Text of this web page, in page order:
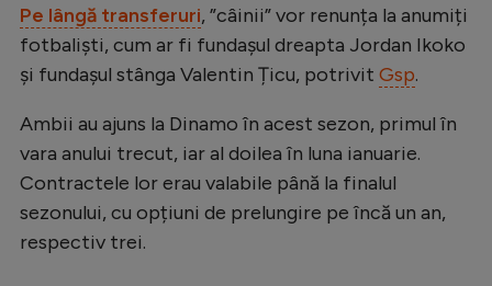
Pe lângă transferuri, ”câinii” vor renunța la anumiți
fotbaliști, cum ar fi fundașul dreapta Jordan Ikoko
și fundașul stânga Valentin Țicu, potrivit Gsp.
Ambii au ajuns la Dinamo în acest sezon, primul în
vara anului trecut, iar al doilea în luna ianuarie.
Contractele lor erau valabile până la finalul
sezonului, cu opțiuni de prelungire pe încă un an,
respectiv trei.